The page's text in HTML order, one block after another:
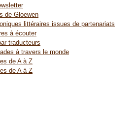
de Gloewen
littéraires issues de partenariats
à écouter
traducteurs
à travers le monde
de A à Z
de A à Z